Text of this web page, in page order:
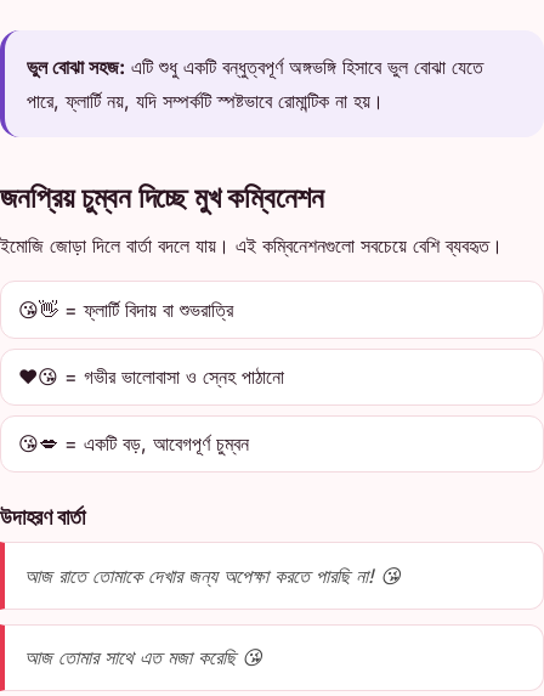
ভুল বোঝা সহজ: এটি শুধু একটি বন্ধুত্বপূর্ণ অঙ্গভঙ্গি হিসাবে ভুল বোঝা যেতে
পারে, ফ্লার্টি নয়, যদি সম্পর্কটি স্পষ্টভাবে রোমান্টিক না হয়।
জনপ্রিয় চুম্বন দিচ্ছে মুখ কম্বিনেশন
ইমোজি জোড়া দিলে বার্তা বদলে যায়। এই কম্বিনেশনগুলো সবচেয়ে বেশি ব্যবহৃত।
😘👋 = ফ্লার্টি বিদায় বা শুভরাত্রি
❤️😘 = গভীর ভালোবাসা ও স্নেহ পাঠানো
😘💋 = একটি বড়, আবেগপূর্ণ চুম্বন
উদাহরণ বার্তা
আজ রাতে তোমাকে দেখার জন্য অপেক্ষা করতে পারছি না! 😘
আজ তোমার সাথে এত মজা করেছি 😘